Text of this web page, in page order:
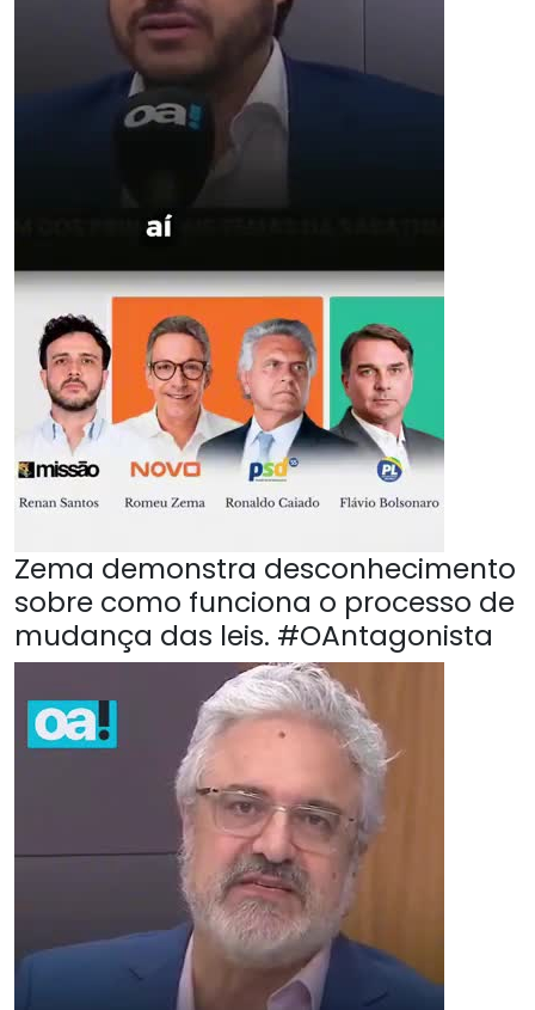
Zema demonstra desconhecimento
sobre como funciona o processo de
mudança das leis. #OAntagonista